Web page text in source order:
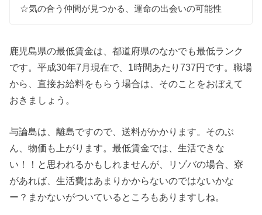
☆気の合う仲間が見つかる、運命の出会いの可能性
鹿児島県の最低賃金は、都道府県のなかでも最低ランク
です。平成30年7月現在で、1時間あたり737円です。職場
から、直接お給料をもらう場合は、そのことをおぼえて
おきましょう。
与論島は、離島ですので、送料がかかります。そのぶ
ん、物価も上がります。最低賃金では、生活できな
い！！と思われるかもしれませんが、リゾバの場合、寮
があれば、生活費はあまりかからないのではないかな
ー？まかないがついているところもありますしね。